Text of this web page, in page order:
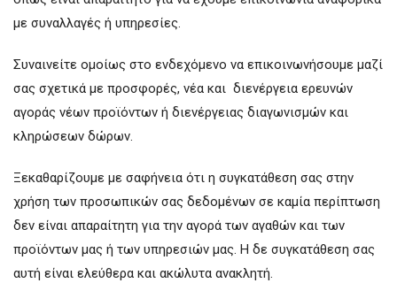
με συναλλαγές ή υπηρεσίες.
Συναινείτε ομοίως στο ενδεχόμενο να επικοινωνήσουμε μαζί
σας σχετικά με προσφορές, νέα και διενέργεια ερευνών
αγοράς νέων προϊόντων ή διενέργειας διαγωνισμών και
κληρώσεων δώρων.
Ξεκαθαρίζουμε με σαφήνεια ότι η συγκατάθεση σας στην
χρήση των προσωπικών σας δεδομένων σε καμία περίπτωση
δεν είναι απαραίτητη για την αγορά των αγαθών και των
προϊόντων μας ή των υπηρεσιών μας. Η δε συγκατάθεση σας
αυτή είναι ελεύθερα και ακώλυτα ανακλητή.